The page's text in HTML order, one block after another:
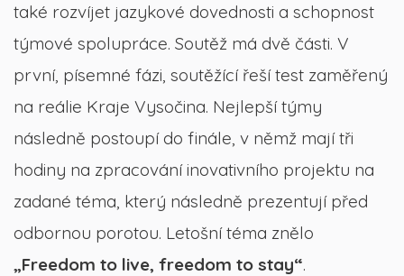
také rozvíjet jazykové dovednosti a schopnost
týmové spolupráce. Soutěž má dvě části. V
první, písemné fázi, soutěžící řeší test zaměřený
na reálie Kraje Vysočina. Nejlepší týmy
následně postoupí do finále, v němž mají tři
hodiny na zpracování inovativního projektu na
zadané téma, který následně prezentují před
odbornou porotou. Letošní téma znělo
„Freedom to live, freedom to stay“.